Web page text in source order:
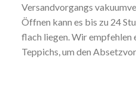
Versandvorgangs
Öffnen kann es bis zu 24
flach liegen. Wir empfehlen
Teppichs, um den